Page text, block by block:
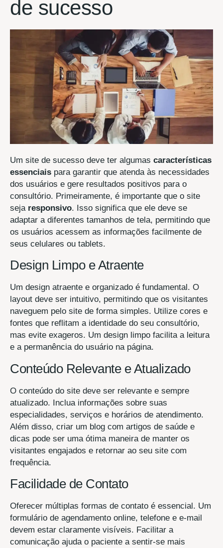
de sucesso
Um site de sucesso deve ter algumas características
essenciais para garantir que atenda às necessidades
dos usuários e gere resultados positivos para o
consultório. Primeiramente, é importante que o site
seja responsivo. Isso significa que ele deve se
adaptar a diferentes tamanhos de tela, permitindo que
os usuários acessem as informações facilmente de
seus celulares ou tablets.
Design Limpo e Atraente
Um design atraente e organizado é fundamental. O
layout deve ser intuitivo, permitindo que os visitantes
naveguem pelo site de forma simples. Utilize cores e
fontes que reflitam a identidade do seu consultório,
mas evite exageros. Um design limpo facilita a leitura
e a permanência do usuário na página.
Conteúdo Relevante e Atualizado
O conteúdo do site deve ser relevante e sempre
atualizado. Inclua informações sobre suas
especialidades, serviços e horários de atendimento.
Além disso, criar um blog com artigos de saúde e
dicas pode ser uma ótima maneira de manter os
visitantes engajados e retornar ao seu site com
frequência.
Facilidade de Contato
Oferecer múltiplas formas de contato é essencial. Um
formulário de agendamento online, telefone e e-mail
devem estar claramente visíveis. Facilitar a
comunicação ajuda o paciente a sentir-se mais